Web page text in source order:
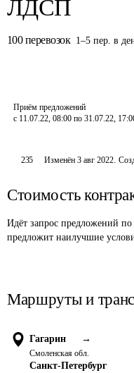
ЛДСП
100 перевозок 1–5 пер. в
Приём предложений
с 11.07.22, 08:00 по 31.07.22,
235 Изменён3 авг 2022.
Стоимость
Идёт запрос предложений по
предложит наилучшие
Маршруты и
Гагарин →
Смоленская обл.
Санкт-Петербург